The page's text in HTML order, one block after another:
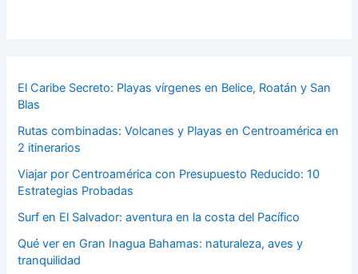
El Caribe Secreto: Playas vírgenes en Belice, Roatán y San
Blas
Rutas combinadas: Volcanes y Playas en Centroamérica en
2 itinerarios
Viajar por Centroamérica con Presupuesto Reducido: 10
Estrategias Probadas
Surf en El Salvador: aventura en la costa del Pacífico
Qué ver en Gran Inagua Bahamas: naturaleza, aves y
tranquilidad